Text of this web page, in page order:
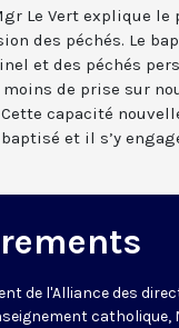
Le Vert explique le
des péchés. Le
et des péchés
de prise sur
capacité
et il s’y
de l'Alliance des
catholique,